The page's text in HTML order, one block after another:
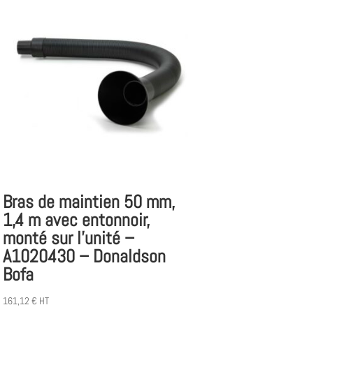
Bras de maintien 50 mm,
1,4 m avec entonnoir,
monté sur l’unité –
A1020430 – Donaldson
Bofa
161,12€ HT